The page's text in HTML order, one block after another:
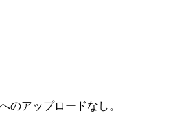
のアップロードなし。